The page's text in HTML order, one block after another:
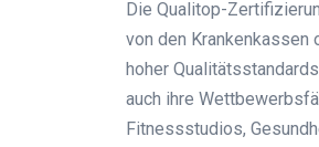
Die Qualitop-
von den Krankenkassen
hoher
auch ihre
Fitnessstudios,